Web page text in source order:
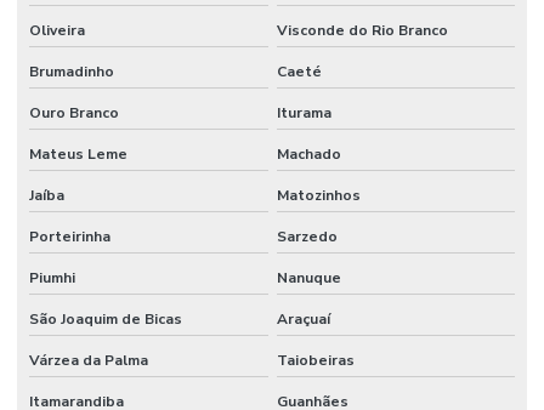
Tubulação hidraulica industrial
Valor de projeto de combate a incêndio
Valor projeto preventivo de incêndio
Oliveira Visconde do Rio Branco
Brumadinho Caeté
Ouro Branco Iturama
Mateus Leme Machado
Jaíba Matozinhos
Porteirinha Sarzedo
Piumhi Nanuque
São Joaquim de Bicas Araçuaí
Várzea da Palma Taiobeiras
Itamarandiba Guanhães